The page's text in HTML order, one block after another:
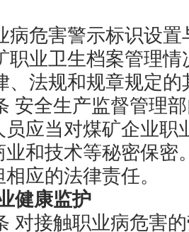
病危害警示标识设
职业卫生档案管理情
、法规和规章规定
安全生产监督管理
应当对煤矿企业职
和技术等秘密保密
应的法律责任。
健康监护
对接触职业病危害